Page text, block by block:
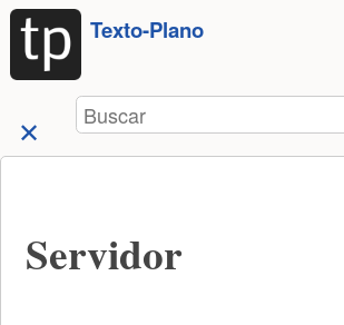
Saltar a
contenido
Texto-Plano
Buscar
Servidor